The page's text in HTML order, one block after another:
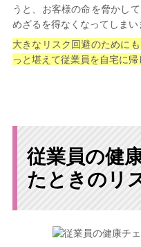
うと、お客様の命を脅かし
めざるを得なくなってしまい
大きなリスク回避のために
っと堪えて従業員を自宅に帰
従業員の健
たときのリ